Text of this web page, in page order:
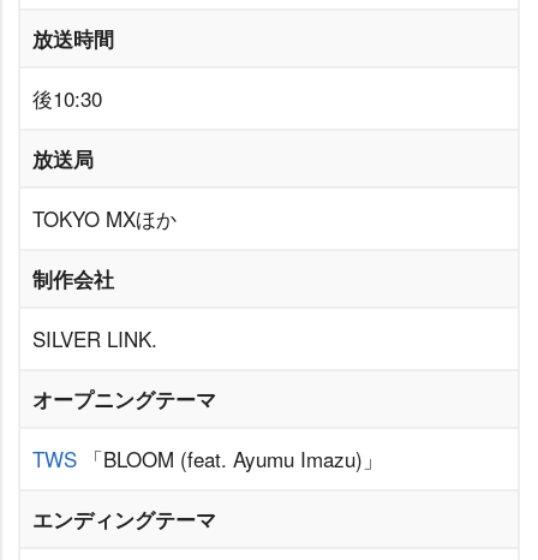
放送時間
後10:30
放送局
TOKYO MXほか
制作会社
SILVER LINK.
オープニングテーマ
TWS 「BLOOM (feat. Ayumu Imazu)」
エンディングテーマ